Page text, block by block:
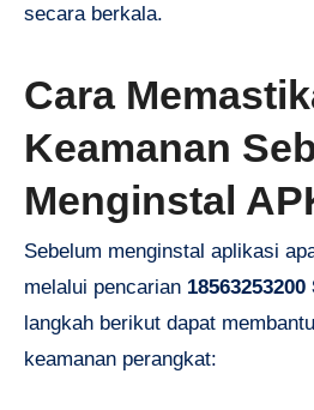
secara berkala.
Cara
Keamanan
Menginstal
Sebelum menginstal aplikasi
melalui pencarian
langkah berikut dapat
keamanan perangkat: